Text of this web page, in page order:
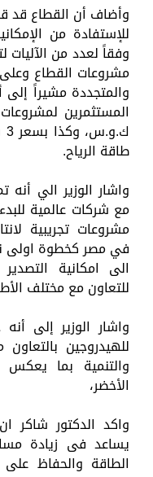
وأضاف أن القطاع قد
للإستفادة من
وفقاً لعدد من
مشروعات القطاع
والمتجددة مشيراً إلى
طاقة الرياح.
واشار الوزير الي
مع شركات عالمية
مشروعات تجريبية
في مصر كخطوة اولى
الى امكانية
للتعاون مع مختلف
واشار الوزير إلى أنه
للهيدروجين بالتعاون
والتنمية بما يعكس
الأخضر،
واكد الدكتور شاكر
يساعد فى زيادة
الطاقة والحفاظ